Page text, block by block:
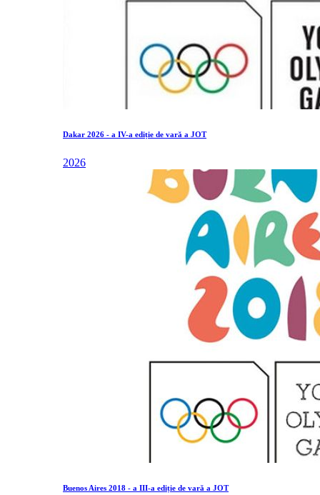
Dakar 2026 - a IV-a ediție de vară a JOT
2026
Buenos Aires 2018 - a III-a ediție de vară a JOT